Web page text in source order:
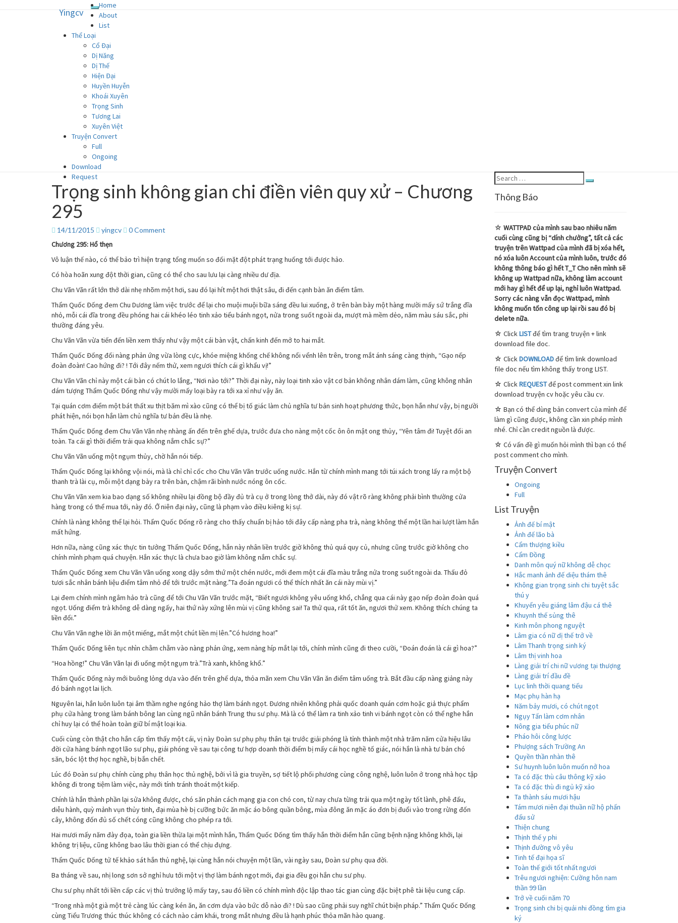
Toggle
navigation
Yingcv
Home
About
List
Thể Loại
Cổ Đại
Dị Năng
Dị Thế
Hiện Đại
Huyền Huyễn
Khoái Xuyên
Trọng Sinh
Tương Lai
Xuyên Việt
Truyện Convert
Full
Ongoing
Download
Request
Truyện ngôn tình convert
Trọng
sinh
không
gian
chi
viên
quy
–
Chương
Trọng sinh không gian chi điền viên quy xử – Chương
295
14/11/2015 yingcv Comments
0 Comment
Chương 295: Hổ thẹn
Vô luận thế nào, có thể bảo trì hiện trạng tổng muốn so đối mặt đột phát trạng huống tới được hảo.
Có hòa hoãn xung đột thời gian, cũng có thể cho sau lưu lại càng nhiều dư địa.
Chu Vãn Vãn rất lớn thở dài nhẹ nhõm một hơi, sau đó lại hít một hơi thật sâu, đi đến cạnh bàn ăn điểm tâm.
Thẩm Quốc Đống đem Chu Dương làm việc trước để lại cho muội muội bữa sáng đều lui xuống, ở trên bàn bày một hàng mười mấy sứ trắng đĩa
nhỏ, mỗi cái đĩa trong đều phóng hai cái khéo léo tinh xảo tiểu bánh ngọt, nửa trong suốt ngoài da, mượt mà mềm dẻo, năm màu sáu sắc, phi
thường đáng yêu.
Chu Vãn Vãn vừa tiến đến liền xem thấy như vậy một cái bàn vật, chấn kinh đến mở to hai mắt.
Thẩm Quốc Đống đối nàng phản ứng vừa lòng cực, khóe miệng khống chế không nổi vểnh lên trên, trong mắt ánh sáng càng thịnh, “Gạo nếp
đoàn đoàn! Cao hứng đi? ! Tới đây nếm thử, xem ngươi thích cái gì khẩu vị!”
Chu Vãn Vãn chỉ này một cái bàn có chút lo lắng, “Nơi nào tới?” Thời đại này, này loại tinh xảo vật cơ bản không nhân dám làm, cũng không nhân
dám tượng Thẩm Quốc Đống như vậy mười mấy loại bày ra tới xa xỉ như vậy ăn.
Tại quán cơm điểm một bát thất xu thịt băm mì xào cũng có thể bị tố giác làm chủ nghĩa tư bản sinh hoạt phương thức, bọn hắn như vậy, bị người
phát hiện, nói bọn hắn làm chủ nghĩa tư bản đều là nhẹ.
Thẩm Quốc Đống đem Chu Vãn Vãn nhẹ nhàng ấn đến trên ghế dựa, trước đưa cho nàng một cốc ôn ôn mật ong thủy, “Yên tâm đi! Tuyệt đối an
toàn. Ta cái gì thời điểm trải qua không nắm chắc sự?”
Chu Vãn Vãn uống một ngụm thủy, chờ hắn nói tiếp.
Thẩm Quốc Đống lại không vội nói, mà là chỉ chỉ cốc cho Chu Vãn Vãn trước uống nước. Hắn từ chính mình mang tới túi xách trong lấy ra một bộ
thanh trà lài cụ, mỗi một dạng bày ra trên bàn, chậm rãi bình nước nóng ôn cốc.
Chu Vãn Vãn xem kia bao dạng số không nhiều lại đồng bộ đầy đủ trà cụ ở trong lòng thở dài, này đó vật rõ ràng không phải bình thường cửa
hàng trong có thể mua tới, này đó. Ở niên đại này, cũng là phạm vào điều kiêng kị sự.
Chính là nàng không thể lại hỏi. Thẩm Quốc Đống rõ ràng cho thấy chuẩn bị hảo tới đây cấp nàng pha trà, nàng không thể một lần hai lượt làm hắn
mất hứng.
Hơn nữa, nàng cũng xác thực tin tưởng Thẩm Quốc Đống, hắn này nhân liền trước giờ không thủ quá quy củ, nhưng cũng trước giờ không cho
chính mình phạm quá chuyện. Hắn xác thực là chưa bao giờ làm không nắm chắc sự.
Thẩm Quốc Đống xem Chu Vãn Vãn uống xong dậy sớm thứ một chén nước, mới đem một cái đĩa màu trắng nửa trong suốt ngoài da. Thấu đỏ
tươi sắc nhân bánh liệu điểm tâm nhỏ để tới trước mặt nàng.”Ta đoán ngươi có thể thích nhất ăn cái này mùi vị.”
Lại đem chính mình ngâm hảo trà cũng để tới Chu Vãn Vãn trước mặt, “Biết ngươi không yêu uống khổ, chẳng qua cái này gạo nếp đoàn đoàn quá
ngọt. Uống điểm trà không dễ dàng ngấy, hai thứ này xứng lên mùi vị cũng không sai! Ta thử qua, rất tốt ăn, ngươi thử xem. Không thích chúng ta
liền đổi.”
Chu Vãn Vãn nghe lời ăn một miếng, mắt một chút liền mị lên.”Có hương hoa!”
Thẩm Quốc Đống liên tục nhìn chằm chằm vào nàng phản ứng, xem nàng híp mắt lại tới, chính mình cũng đi theo cười, “Đoán đoán là cái gì hoa?”
“Hoa hồng!” Chu Vãn Vãn lại đi uống một ngụm trà.”Trà xanh, không khổ.”
Thẩm Quốc Đống này mới buông lỏng dựa vào đến trên ghế dựa, thỏa mãn xem Chu Vãn Vãn ăn điểm tâm uống trà. Bắt đầu cấp nàng giảng này
đó bánh ngọt lai lịch.
Nguyên lai, hắn luôn luôn tại âm thầm nghe ngóng hảo thợ làm bánh ngọt. Đương nhiên không phải quốc doanh quán cơm hoặc giả thực phẩm
phụ cửa hàng trong làm bánh bông lan cùng ngũ nhân bánh Trung thu sư phụ. Mà là có thể làm ra tinh xảo tinh vi bánh ngọt còn có thể nghe hắn
chỉ huy lại có thể hoàn toàn giữ bí mật loại kia.
Cuối cùng còn thật cho hắn cấp tìm thấy một cái, vị này Đoàn sư phụ phụ thân tại trước giải phóng là tỉnh thành một nhà trăm năm cửa hiệu lâu
đời cửa hàng bánh ngọt lão sư phụ, giải phóng về sau tại công tư hợp doanh thời điểm bị mấy cái học nghề tố giác, nói hắn là nhà tư bản chó
săn, bóc lột thợ học nghề, bị bắn chết.
Lúc đó Đoàn sư phụ chính cùng phụ thân học thủ nghệ, bởi vì là gia truyền, sợ tiết lộ phối phương cùng công nghệ, luôn luôn ở trong nhà học tập
không đi trong tiệm làm việc, này mới tính tránh thoát một kiếp.
Chính là hắn thành phần lại sửa không được, chó săn phản cách mạng gia con chó con, từ nay chưa từng trải qua một ngày tốt lành, phê đấu,
diễu hành, quỳ mảnh vụn thủy tinh, đại mùa hè bị cưỡng bức ăn mặc áo bông quần bông, mùa đông ăn mặc áo đơn bị đuổi vào trong rừng đốn
cây, không đốn đủ số chết cóng cũng không cho phép ra tới.
Hai mươi mấy năm đày đọa, toàn gia liền thừa lại một mình hắn, Thẩm Quốc Đống tìm thấy hắn thời điểm hắn cũng bệnh nặng không khởi, lại
không trị liệu, cũng không bao lâu thời gian có thể chịu đựng.
Thẩm Quốc Đống tử tế khảo sát hắn thủ nghệ, lại cùng hắn nói chuyện một lần, vài ngày sau, Đoàn sư phụ qua đời.
Ba tháng về sau, nhị long sơn sở nghỉ hưu tới một vị thợ làm bánh ngọt mới, đại gia đều gọi hắn chu sư phụ.
Chu sư phụ nhất tới liền cấp các vị thủ trưởng lộ mấy tay, sau đó liền có chính mình độc lập thao tác gian cùng đặc biệt phê tài liệu cung cấp.
“Trong nhà một già một trẻ càng lúc càng kén ăn, ăn cơm dựa vào bức dỗ nào đi? ! Dù sao cũng phải suy nghĩ chút biện pháp.” Thẩm Quốc Đống
cùng Tiểu Trương thúc thúc không có cách nào cảm khái, trong mắt nhưng đều là hạnh phúc thỏa mãn hào quang.
Search
for:
Search
Thông Báo
☆ WATTPAD của mình sau bao nhiêu năm
cuối cùng cũng bị “dính chưởng”, tất cả các
truyện trên Wattpad của mình đã bị xóa hết,
nó xóa luôn Account của mình luôn, trước đó
không thông báo gì hết T_T Cho nên mình sẽ
không up Wattpad nữa, không làm account
mới hay gì hết để up lại, nghỉ luôn Wattpad.
Sorry các nàng vẫn đọc Wattpad, mình
không muốn tốn công up lại rồi sau đó bị
delete nữa.
☆ ClickLISTđể tìm trang truyện + link
download file doc.
☆ ClickDOWNLOADđể tìm link download
file doc nếu tìm không thấy trong LIST.
☆ ClickREQUESTđể post comment xin link
download truyện cv hoặc yêu cầu cv.
☆ Bạn có thể dùng bản convert của mình để
làm gì cũng được, không cần xin phép mình
nhé. Chỉ cần credit nguồn là được.
☆ Có vấn đề gì muốn hỏi mình thì bạn có thể
post comment cho mình.
Truyện Convert
Ongoing
Full
List Truyện
Ảnh đế bí mật
Ảnh đế lão bà
Cẩm thượng kiều
Cẩm Đồng
Danh môn quý nữ không dễ chọc
Hắc manh ảnh đế diệu thám thê
Không gian trọng sinh chi tuyệt sắc
thú y
Khuyển yêu giáng lâm đậu cá thê
Khuynh thế sủng thê
Kinh môn phong nguyệt
Lâm gia có nữ dị thế trở về
Lâm Thanh trọng sinh ký
Lâm thị vinh hoa
Làng giải trí chi nữ vương tại thượng
Làng giải trí đầu đề
Lục linh thời quang tiếu
Mạc phụ hàn hạ
Năm bảy mươi, có chút ngọt
Ngụy Tấn làm cơm nhân
Nông gia tiểu phúc nữ
Pháo hôi công lược
Phượng sách Trường An
Quyền thần nhàn thê
Sư huynh luôn luôn muốn nở hoa
Ta có đặc thù câu thông kỹ xảo
Ta có đặc thù đi ngủ kỹ xảo
Ta thành sáu mươi hậu
Tám mươi niên đại thuần nữ hộ phấn
đấu sử
Thiện chung
Thịnh thế y phi
Thịnh đường vô yêu
Tinh tế đại họa sĩ
Toàn thế giới tốt nhất ngươi
Trêu ngươi nghiện: Cường hôn nam
thần 99 lần
Trở về cuối năm 70
Trọng sinh chi bị quải nhi đồng tìm gia
ký